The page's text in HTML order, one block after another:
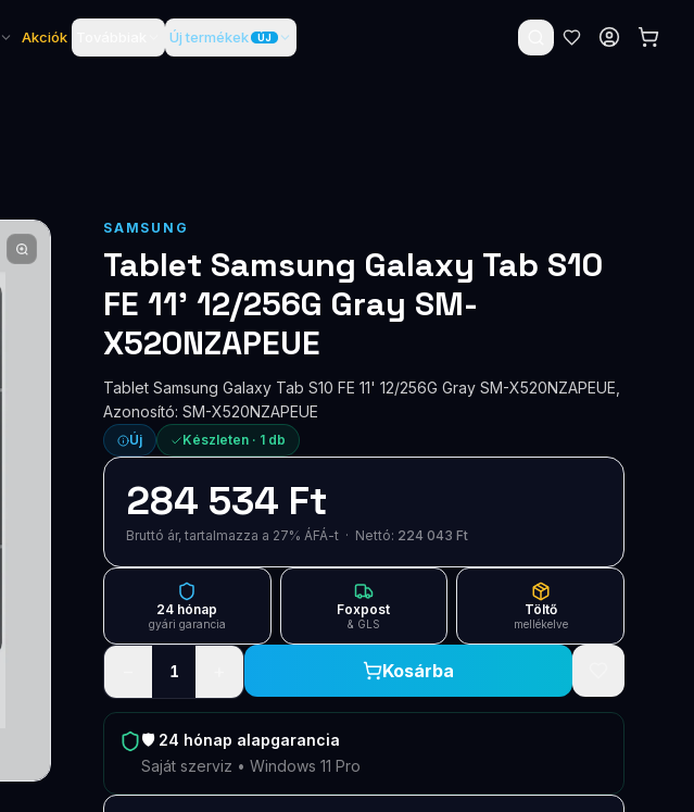
Akciók Új termékek ÚJ
SAMSUNG
Tablet Samsung Galaxy Tab S10
FE 11' 12/256G Gray SM-
X520NZAPEUE
Tablet Samsung Galaxy Tab S10 FE 11' 12/256G Gray SM-X520NZAPEUE,
Azonosító: SM-X520NZAPEUE
Új Készleten · 1 db
284 534 Ft
Bruttó ár, tartalmazza a 27% ÁFÁ-t · Nettó: 224 043 Ft
24 hónap
gyári garancia
Foxpost
& GLS
Töltő
mellékelve
1 Kosárba
🛡️ 24 hónap alapgarancia
Saját szerviz • Windows 11 Pro